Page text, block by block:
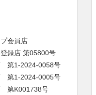
会員店
録店 第05800号
第1-2024-0058号
第1-2024-0005号
第K001738号